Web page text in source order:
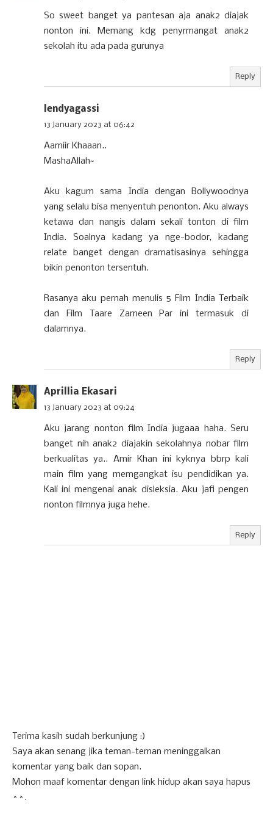
So sweet banget ya pantesan aja anak2 diajak
nonton ini. Memang kdg penyrmangat anak2
sekolah itu ada pada gurunya
Reply
lendyagassi
13 January 2023 at 06:42
Aamiir Khaaan..
MashaAllah~
Aku kagum sama India dengan Bollywoodnya
yang selalu bisa menyentuh penonton. Aku always
ketawa dan nangis dalam sekali tonton di film
India. Soalnya kadang ya nge-bodor, kadang
relate banget dengan dramatisasinya sehingga
bikin penonton tersentuh.
Rasanya aku pernah menulis 5 Film India Terbaik
dan Film Taare Zameen Par ini termasuk di
dalamnya.
Reply
Aprillia Ekasari
13 January 2023 at 09:24
Aku jarang nonton film India jugaaa haha. Seru
banget nih anak2 diajakin sekolahnya nobar film
berkualitas ya.. Amir Khan ini kyknya bbrp kali
main film yang memgangkat isu pendidikan ya.
Kali ini mengenai anak disleksia. Aku jafi pengen
nonton filmnya juga hehe.
Reply
Terima kasih sudah berkunjung :)
Saya akan senang jika teman-teman meninggalkan
komentar yang baik dan sopan.
Mohon maaf komentar dengan link hidup akan saya hapus
^^.